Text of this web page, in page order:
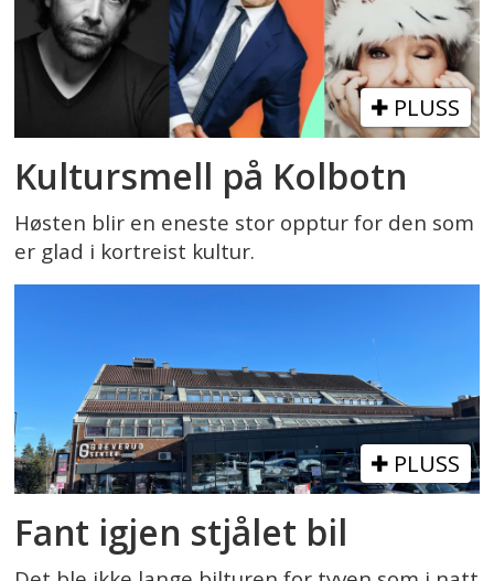
PLUSS
Kultursmell på Kolbotn
Høsten blir en eneste stor opptur for den som
er glad i kortreist kultur.
PLUSS
Fant igjen stjålet bil